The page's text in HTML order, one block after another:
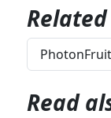
PhotonFruit
Read